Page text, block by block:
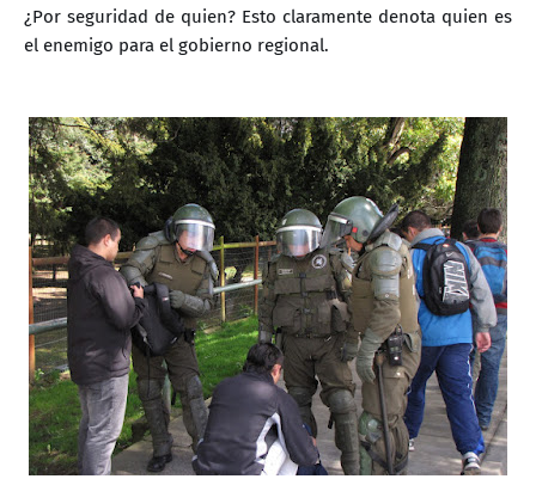
¿Por seguridad de quien? Esto claramente denota quien es
el enemigo para el gobierno regional.